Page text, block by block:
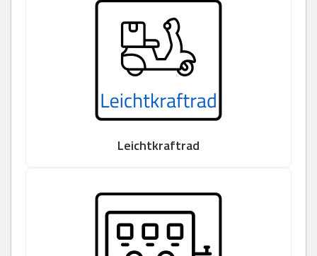
Leichtkraftrad